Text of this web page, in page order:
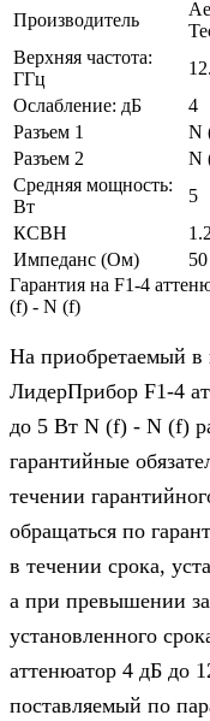
Производитель
Верхняя частота:
ГГц
Ослабление: дБ
4
Разъем 1
N
Разъем 2
N
Средняя мощность:
Вт
5
КСВН
Импеданс (Ом)
50
Гарантия на F1-4
(f) - N (f)
На приобретаемый в
ЛидерПрибор F1-4
до 5 Вт N (f) - N (f)
гарантийные
течении
обращаться по
в течении срока,
а при превышении
установленного
аттенюатор 4 дБ до
поставляемый по